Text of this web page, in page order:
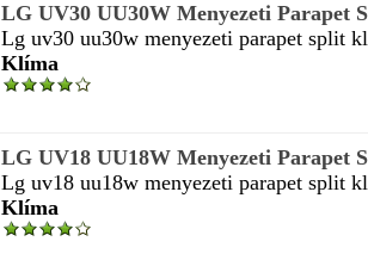
LG UV30 UU30W Menyezeti Parapet
Lg uv30 uu30w menyezeti parapet split
Klíma
LG UV18 UU18W Menyezeti Parapet
Lg uv18 uu18w menyezeti parapet split
Klíma